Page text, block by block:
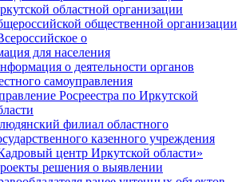
областной организации
общественной организации
о
для населения
о деятельности органов
самоуправления
Росреестра по Иркутской
филиал областного
казенного учреждения
центр Иркутской области»
решения о выявлении